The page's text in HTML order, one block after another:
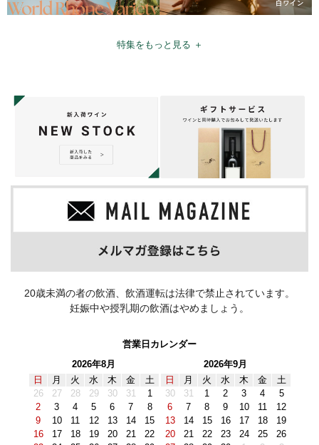
特集をもっと見る ＋
20歳未満の者の飲酒、飲酒運転は法律で禁止されています。
妊娠中や授乳期の飲酒はやめましょう。
営業日カレンダー
2026年8月
日
月 火 水 木 金
土
26
27 28 29 30 31
1
2
3 4 5 6 7
8
9
10 11 12 13 14
15
16
17 18 19 20 21
22
2026年9月
日
月 火 水 木 金
土
30
31 1 2 3 4
5
6
7 8 9 10 11
12
13
14 15 16 17 18
19
20
21 22 23 24 25
26